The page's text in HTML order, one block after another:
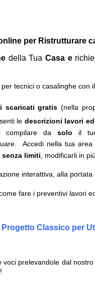
per Ristrutturare
della Tua Casa e
per tecnici o casalinghe con il
scaricati gratis (nella
le descrizioni lavori
compilare dasolo il
Accedi nella tua area
senza limiti , modificarli in
interattiva, alla portata
fare i preventivi lavori
Progetto Classico per
prelevandole dal